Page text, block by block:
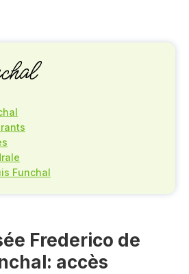
Funchal
Frederico de
accès